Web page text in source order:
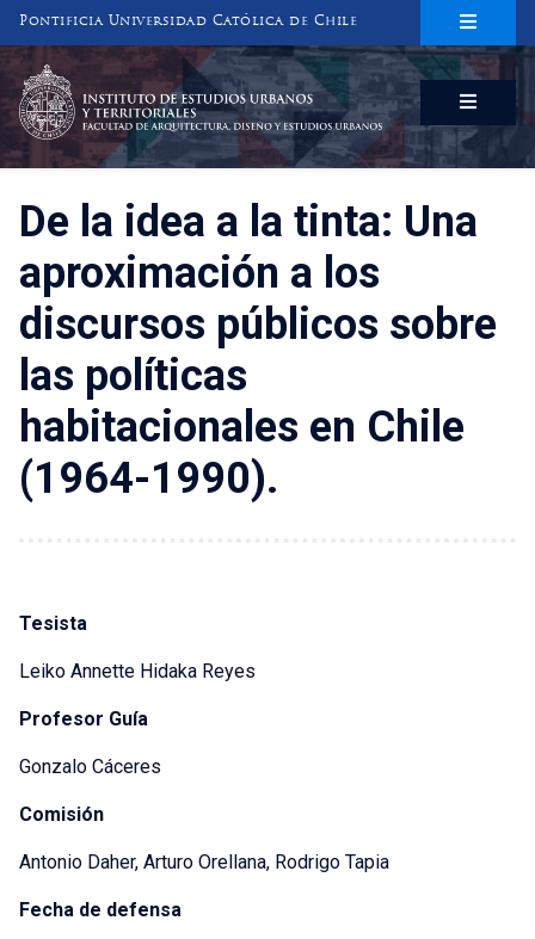
Pontificia Universidad Católica de Chile
INSTITUTO DE ESTUDIOS URBANOS
Y TERRITORIALES
FACULTAD DE ARQUITECTURA, DISEÑO Y ESTUDIOS URBANOS
De la idea a la tinta: Una
aproximación a los
discursos públicos sobre
las políticas
habitacionales en Chile
(1964-1990).
Tesista
Leiko Annette Hidaka Reyes
Profesor Guía
Gonzalo Cáceres
Comisión
Antonio Daher, Arturo Orellana, Rodrigo Tapia
Fecha de defensa